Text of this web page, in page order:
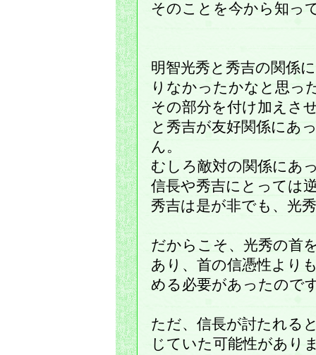
そのことを今から知っ
明智光秀と秀吉の関係
りなかったかなと思っ
その部分を付け加えさ
と秀吉が友好関係にあ
ん。
むしろ敵対の関係にあ
信長や秀吉にとっては
秀吉は是が非でも、光
だからこそ、光秀の首
あり、首の信憑性より
める必要があったので
ただ、信長が討たれる
じていた可能性があり